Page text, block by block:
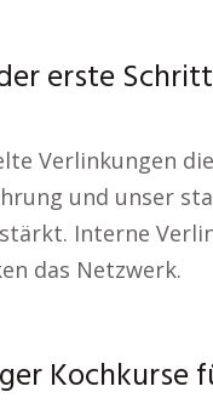
erste
Verlinkungen
und unser
Interne
das Netzwerk.
Kochkurse